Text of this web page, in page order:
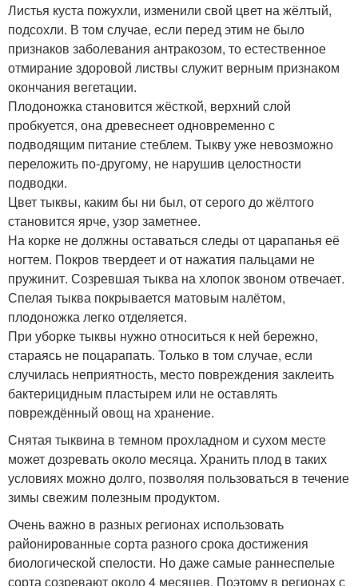
Листья куста пожухли, изменили свой цвет на жёлтый,
подсохли. В том случае, если перед этим не было
признаков заболевания антракозом, то естественное
отмирание здоровой листвы служит верным признаком
окончания вегетации.
Плодоножка становится жёсткой, верхний слой
пробкуется, она древеснеет одновременно с
подводящим питание стеблем. Тыкву уже невозможно
переложить по-другому, не нарушив целостности
подводки.
Цвет тыквы, каким бы ни был, от серого до жёлтого
становится ярче, узор заметнее.
На корке не должны оставаться следы от царапанья её
ногтем. Покров твердеет и от нажатия пальцами не
пружинит. Созревшая тыква на хлопок звоном отвечает.
Спелая тыква покрывается матовым налётом,
плодоножка легко отделяется.
При уборке тыквы нужно относиться к ней бережно,
стараясь не поцарапать. Только в том случае, если
случилась неприятность, место повреждения заклеить
бактерицидным пластырем или не оставлять
повреждённый овощ на хранение.
Снятая тыквина в темном прохладном и сухом месте
может дозревать около месяца. Хранить плод в таких
условиях можно долго, позволяя пользоваться в течение
зимы свежим полезным продуктом.
Очень важно в разных регионах использовать
районированные сорта разного срока достижения
биологической спелости. Но даже самые раннеспелые
сорта созревают около 4 месяцев. Поэтому в регионах с